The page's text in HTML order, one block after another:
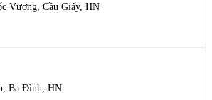
Vượng, Cầu Giấy, HN
Ba Đình, HN